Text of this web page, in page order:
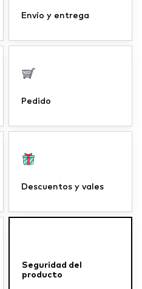
Envío y entrega
Pedido
Descuentos y vales
Seguridad del
producto